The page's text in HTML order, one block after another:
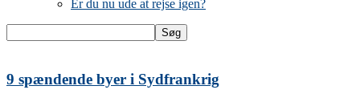
Er du nu ude at rejse igen?
9 spændende byer i Sydfrankrig